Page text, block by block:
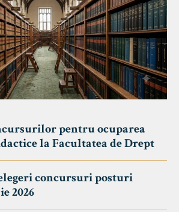
pentru ocuparea
la Facultatea de Drept
concursuri posturi
2026